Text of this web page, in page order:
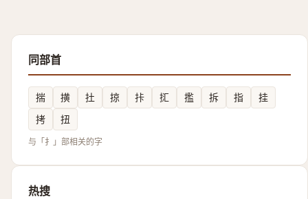
同部首
揣 撗 扗 掠 拤 㧟 㩜 拆 指
挂
拷
扭
与「扌」部相关的字
热搜